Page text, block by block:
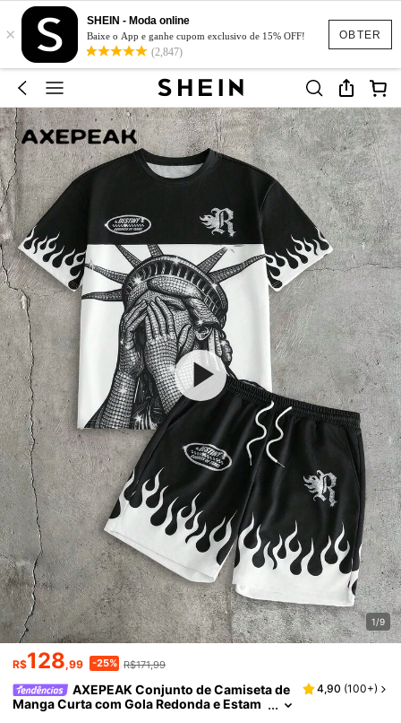
OBTER
×
SHEIN - Moda online
Baixe o App e ganhe cupom exclusivo de 15% OFF!
(2,847)
1/9
R$128,99 -25% R$171,99
AXEPEAK Conjunto de Camiseta de
Manga Curta com Gola Redonda e Estam
4,90 (100+)